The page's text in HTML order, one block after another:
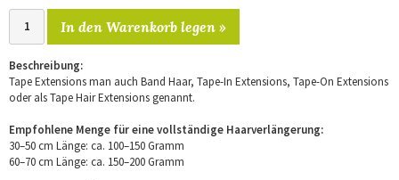
In den Warenkorb legen »
Beschreibung:
Tape Extensions man auch Band Haar, Tape-In Extensions, Tape-On Extensions
oder als Tape Hair Extensions genannt.
Empfohlene Menge für eine vollständige Haarverlängerung:
30–50 cm Länge: ca. 100–150 Gramm
60–70 cm Länge: ca. 150–200 Gramm